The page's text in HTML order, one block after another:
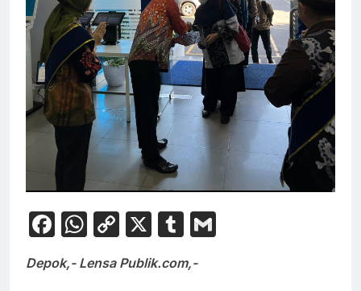
Facebook
WhatsApp
Copy
Link
X Tumblr
Depok,- Lensa Publik.com,-